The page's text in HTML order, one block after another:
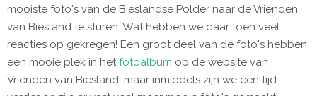
mooiste foto's van de Bieslandse Polder naar de Vrienden
van Biesland te sturen. Wat hebben we daar toen veel
reacties op gekregen! Een groot deel van de foto's hebben
een mooie plek in hetfotoalbum op de website van
Vrienden van Biesland, maar inmiddels zijn we een tijd